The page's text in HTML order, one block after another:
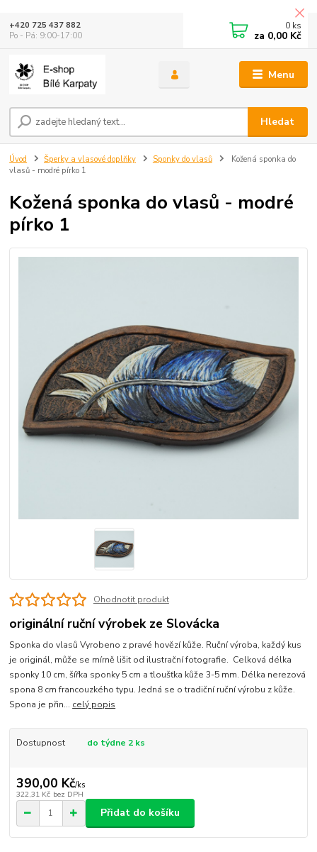
Menu
Hledat
+420 725 437 882
Po - Pá: 9:00-17:00
0 ks
za 0,00 Kč
Úvod Šperky a vlasové doplňky Sponky do vlasů
Kožená sponka do
vlasů - modré pírko 1
Kožená sponka do vlasů - modré
pírko 1
Ohodnotit produkt
originální ruční výrobek ze Slovácka
Sponka do vlasů Vyrobeno z pravé hovězí kůže. Ruční výroba, každý kus
je originál, může se mírně lišit od ilustrační fotografie. Celková délka
sponky 10 cm, šířka sponky 5 cm a tloušťka kůže 3-5 mm. Délka nerezová
spona 8 cm francouzkého typu. Jedná se o tradiční ruční výrobu z kůže.
Spona je přin... celý popis
Dostupnost do týdne 2 ks
390,00 Kč/ks
322,31 Kč bez DPH
Přidat do košíku